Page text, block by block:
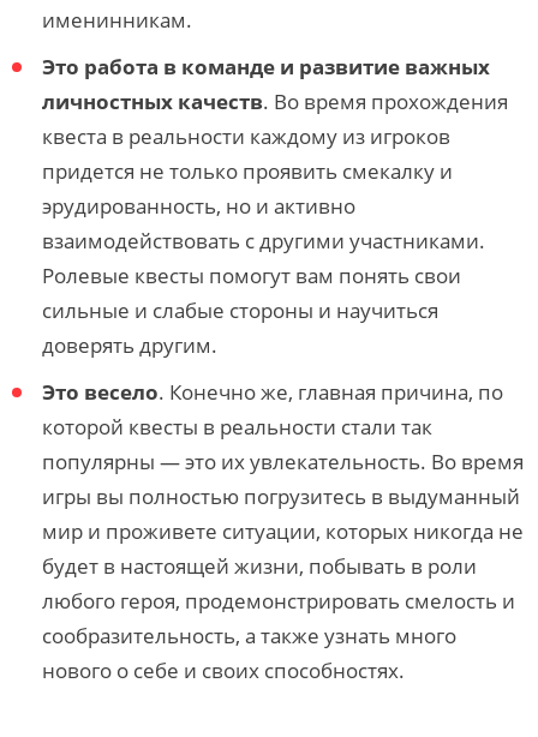
именинникам.
Это работа в команде и развитие важных
личностных качеств. Во время прохождения
квеста в реальности каждому из игроков
придется не только проявить смекалку и
эрудированность, но и активно
взаимодействовать с другими участниками.
Ролевые квесты помогут вам понять свои
сильные и слабые стороны и научиться
доверять другим.
Это весело. Конечно же, главная причина, по
которой квесты в реальности стали так
популярны — это их увлекательность. Во время
игры вы полностью погрузитесь в выдуманный
мир и проживете ситуации, которых никогда не
будет в настоящей жизни, побывать в роли
любого героя, продемонстрировать смелость и
сообразительность, а также узнать много
нового о себе и своих способностях.